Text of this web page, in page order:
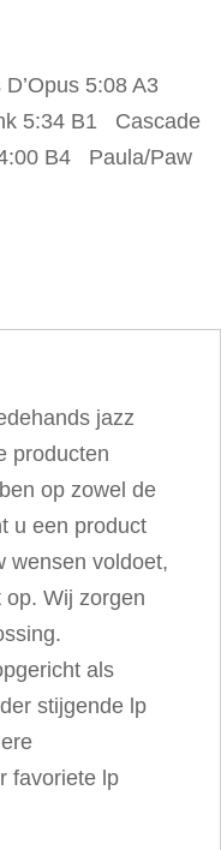
5:08 A3
5:34 B1 Cascade
B4 Paula/Paw
jazz
producten
op zowel de
u een product
wensen voldoet,
Wij zorgen
als
stijgende lp
favoriete lp